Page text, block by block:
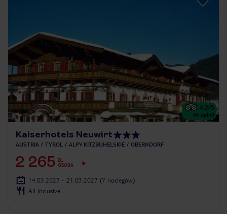
4.2/5
46 opinii
Kaiserhotels Neuwirt
AUSTRIA TYROL ALPY KITZBUHELSKIE OBERNDORF
2 265 ZŁ
OSOBA
14.03.2027 - 21.03.2027 (7 noclegów)
All Inclusive